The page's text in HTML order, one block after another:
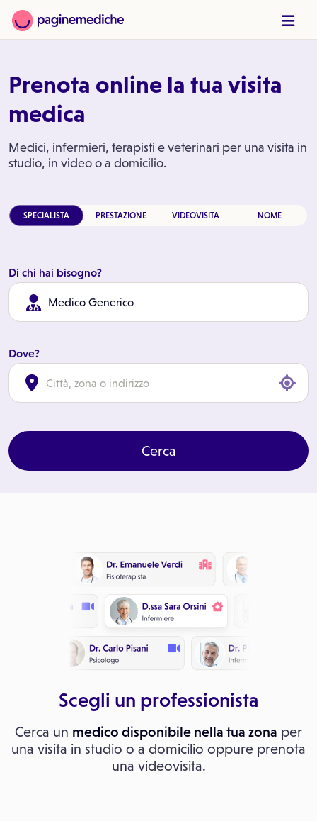
Prenota online la tua visita
medica
Medici, infermieri, terapisti e veterinari per una visita in
studio, in video o a domicilio.
SPECIALISTA PRESTAZIONE VIDEOVISITA NOME
Di chi hai bisogno?
Dove?
Cerca
Scegli un professionista
Cerca un medico disponibile nella tua zona per
una visita in studio o a domicilio oppure prenota
una videovisita.